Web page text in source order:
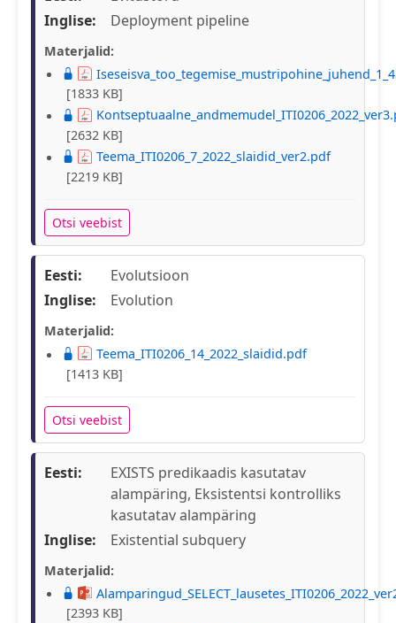
Inglise:
Deployment pipeline
Materjalid:
[1833 KB]
[2632 KB]
Teema_ITI0206_7_2022_slaidid_ver2.pdf
[2219 KB]
Otsi veebist
Eesti:
Evolutsioon
Inglise:
Evolution
Materjalid:
Teema_ITI0206_14_2022_slaidid.pdf
[1413 KB]
Otsi veebist
Eesti:
EXISTS predikaadis kasutatav
alampäring, Eksistentsi kontrolliks
kasutatav alampäring
Inglise:
Existential subquery
Materjalid:
[2393 KB]